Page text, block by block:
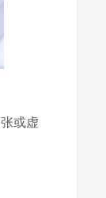
或虚